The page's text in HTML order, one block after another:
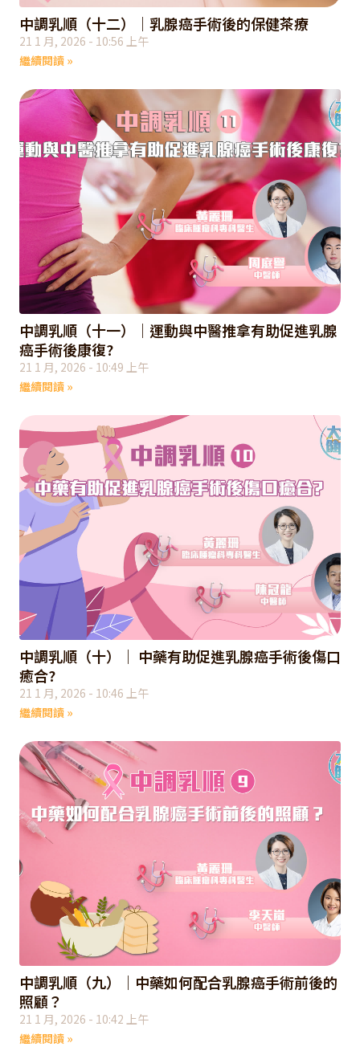
中調乳順（十二）｜乳腺癌手術後的保健茶療
21 1 月, 2026
10:56 上午
繼續閱讀 »
中調乳順（十一）｜運動與中醫推拿有助促進乳腺
癌手術後康復?
21 1 月, 2026
10:49 上午
繼續閱讀 »
中調乳順（十）｜ 中藥有助促進乳腺癌手術後傷口
癒合?
21 1 月, 2026
10:46 上午
繼續閱讀 »
中調乳順（九）｜中藥如何配合乳腺癌手術前後的
照顧？
21 1 月, 2026
10:42 上午
繼續閱讀 »